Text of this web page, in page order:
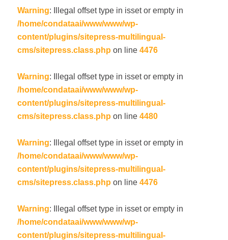
Warning: Illegal offset type in isset or empty in
/home/condataai/www/www/wp-
content/plugins/sitepress-multilingual-
cms/sitepress.class.php on line 4476
Warning: Illegal offset type in isset or empty in
/home/condataai/www/www/wp-
content/plugins/sitepress-multilingual-
cms/sitepress.class.php on line 4480
Warning: Illegal offset type in isset or empty in
/home/condataai/www/www/wp-
content/plugins/sitepress-multilingual-
cms/sitepress.class.php on line 4476
Warning: Illegal offset type in isset or empty in
/home/condataai/www/www/wp-
content/plugins/sitepress-multilingual-